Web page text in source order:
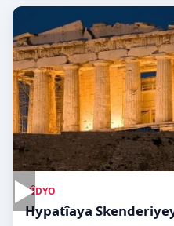
▶VÎDYO
Hypatîaya